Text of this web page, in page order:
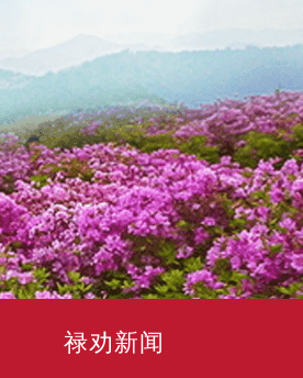
禄劝新闻